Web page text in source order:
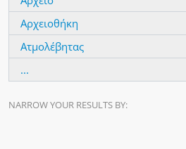
Αρχειοθήκη
Ατμολέβητας
...
NARROW YOUR RESULTS BY: